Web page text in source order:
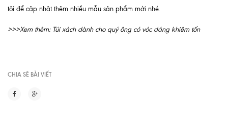
tôi để cập nhật thêm nhiều mẫu sản phẩm mới nhé.
>>>Xem thêm: Túi xách dành cho quý ông có vóc dáng khiêm tốn
CHIA SẼ BÀI VIẾT